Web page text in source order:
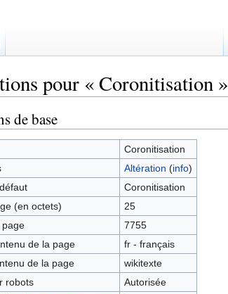
pour « Coronitisation »
de base
Coronitisation
Altération (info)
Coronitisation
(en octets)
25
page
7755
de la page
fr - français
de la page
wikitexte
robots
Autorisée